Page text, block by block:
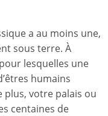
a au moins une,
sous terre. À
lesquelles une
humains
plus, votre palais ou
centaines de